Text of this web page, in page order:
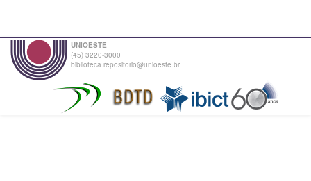
UNIOESTE
(45) 3220-3000
biblioteca.repositorio@unioeste.br